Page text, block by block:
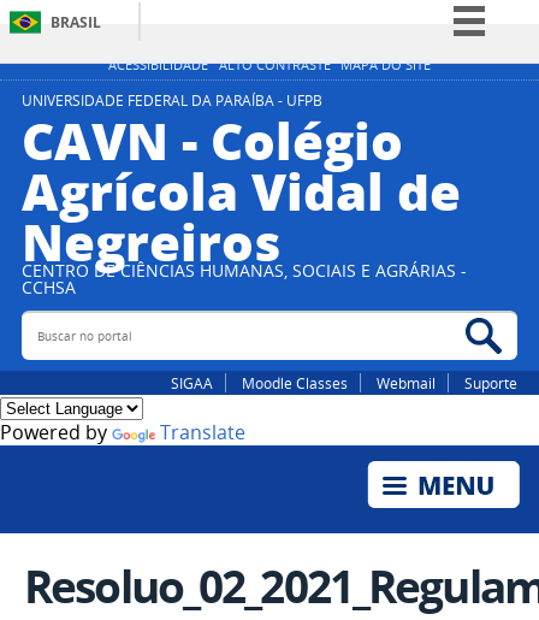
ACESSIBILIDADE ALTO CONTRASTE MAPA DO SITE
BRASIL
Simplifique!
Participe
Acesso à informação
Legislação
UNIVERSIDADE FEDERAL DA PARAÍBA - UFPB
CAVN - Colégio
Agrícola Vidal de
Negreiros
CENTRO DE CIÊNCIAS HUMANAS, SOCIAIS E AGRÁRIAS -
CCHSA
Buscar no portal
SIGAA Moodle Classes Webmail Suporte
Powered by Translate